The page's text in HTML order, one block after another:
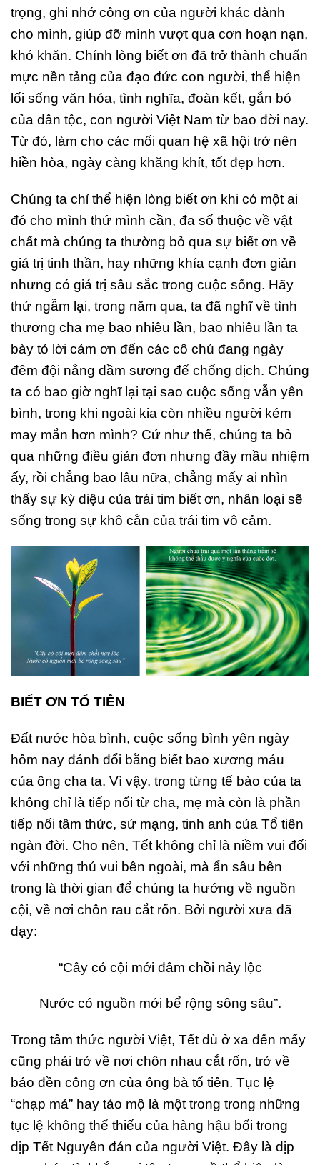
trọng, ghi nhớ công ơn của người khác dành
cho mình, giúp đỡ mình vượt qua cơn hoạn nạn,
khó khăn. Chính lòng biết ơn đã trở thành chuẩn
mực nền tảng của đạo đức con người, thể hiện
lối sống văn hóa, tình nghĩa, đoàn kết, gắn bó
của dân tộc, con người Việt Nam từ bao đời nay.
Từ đó, làm cho các mối quan hệ xã hội trở nên
hiền hòa, ngày càng khăng khít, tốt đẹp hơn.
Chúng ta chỉ thể hiện lòng biết ơn khi có một ai
đó cho mình thứ mình cần, đa số thuộc về vật
chất mà chúng ta thường bỏ qua sự biết ơn về
giá trị tinh thần, hay những khía cạnh đơn giản
nhưng có giá trị sâu sắc trong cuộc sống. Hãy
thử ngẫm lại, trong năm qua, ta đã nghĩ về tình
thương cha mẹ bao nhiêu lần, bao nhiêu lần ta
bày tỏ lời cảm ơn đến các cô chú đang ngày
đêm đội nắng dầm sương để chống dịch. Chúng
ta có bao giờ nghĩ lại tại sao cuộc sống vẫn yên
bình, trong khi ngoài kia còn nhiều người kém
may mắn hơn mình? Cứ như thế, chúng ta bỏ
qua những điều giản đơn nhưng đầy mầu nhiệm
ấy, rồi chẳng bao lâu nữa, chẳng mấy ai nhìn
thấy sự kỳ diệu của trái tim biết ơn, nhân loại sẽ
sống trong sự khô cằn của trái tim vô cảm.
BIẾT ƠN TỔ TIÊN
Đất nước hòa bình, cuộc sống bình yên ngày
hôm nay đánh đổi bằng biết bao xương máu
của ông cha ta. Vì vậy, trong từng tế bào của ta
không chỉ là tiếp nối từ cha, mẹ mà còn là phần
tiếp nối tâm thức, sứ mạng, tinh anh của Tổ tiên
ngàn đời. Cho nên, Tết không chỉ là niềm vui đối
với những thú vui bên ngoài, mà ẩn sâu bên
trong là thời gian để chúng ta hướng về nguồn
cội, về nơi chôn rau cắt rốn. Bởi người xưa đã
dạy:
“Cây có cội mới đâm chồi nảy lộc
Nước có nguồn mới bể rộng sông sâu”.
Trong tâm thức người Việt, Tết dù ở xa đến mấy
cũng phải trở về nơi chôn nhau cắt rốn, trở về
báo đền công ơn của ông bà tổ tiên. Tục lệ
“chạp mả” hay tảo mộ là một trong trong những
tục lệ không thể thiếu của hàng hậu bối trong
dịp Tết Nguyên đán của người Việt. Đây là dịp